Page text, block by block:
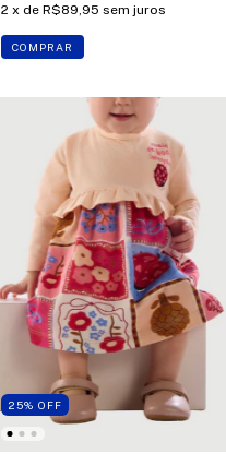
2 x de R$89,95 sem juros
COMPRAR
25% OFF